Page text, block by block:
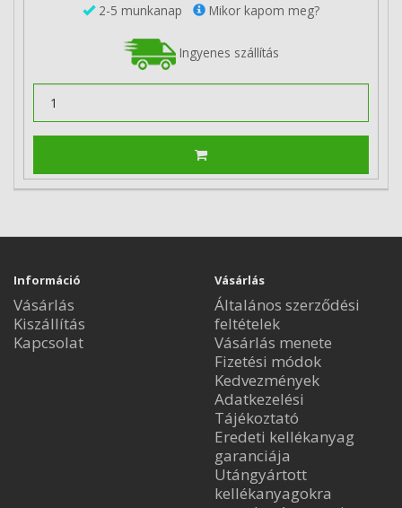
2-5 munkanap Mikor kapom meg?
Ingyenes szállítás
Információ
Vásárlás
Kiszállítás
Kapcsolat
Vásárlás
Általános szerződési
feltételek
Vásárlás menete
Fizetési módok
Kedvezmények
Adatkezelési
Tájékoztató
Eredeti kellékanyag
garanciája
Utángyártott
kellékanyagokra